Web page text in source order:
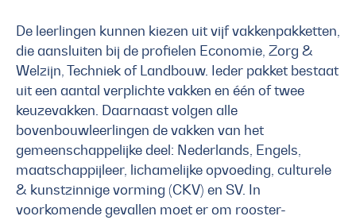
De leerlingen kunnen kiezen uit vijf vakkenpakketten,
die aansluiten bij de profielen Economie, Zorg &
Welzijn, Techniek of Landbouw. Ieder pakket bestaat
uit een aantal verplichte vakken en één of twee
keuzevakken. Daarnaast volgen alle
bovenbouwleerlingen de vakken van het
gemeenschappelijke deel: Nederlands, Engels,
maatschappijleer, lichamelijke opvoeding, culturele
& kunstzinnige vorming (CKV) en SV. In
voorkomende gevallen moet er om rooster-